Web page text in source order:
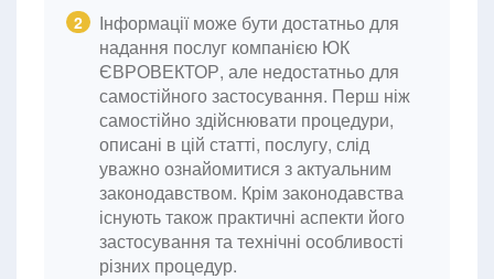
2
Інформації може бути достатньо для
надання послуг компанією ЮК
ЄВРОВЕКТОР, але недостатньо для
самостійного застосування. Перш ніж
самостійно здійснювати процедури,
описані в цій статті, послугу, слід
уважно ознайомитися з актуальним
законодавством. Крім законодавства
існують також практичні аспекти його
застосування та технічні особливості
різних процедур.